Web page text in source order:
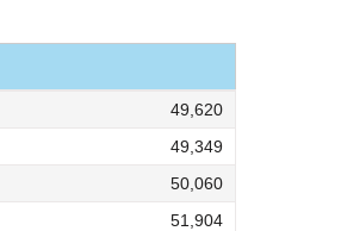
49,620
49,349
50,060
51,904